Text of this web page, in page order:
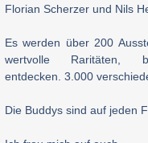
Florian Scherzer und Nils
Es werden über 200
wertvolle Raritäten,
entdecken.3.000
Die Buddys sind auf jeden